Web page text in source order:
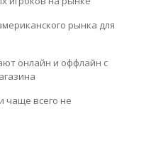
рынка для
онлайн и оффлайн с
чаще всего не